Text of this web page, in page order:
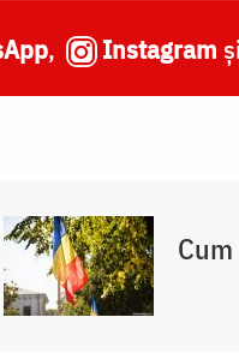
, Instagram și